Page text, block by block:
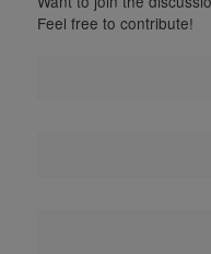
Feel free to contribute!